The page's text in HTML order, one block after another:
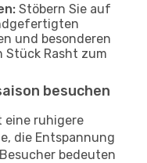
Stöbern Sie auf
und besonderen
Stück Rasht zum
besuchen
eine ruhigere
die Entspannung
bedeuten